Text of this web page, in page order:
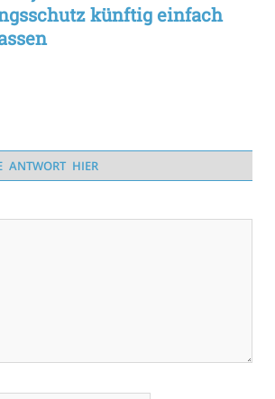
künftig einfach
ANTWORT HIER